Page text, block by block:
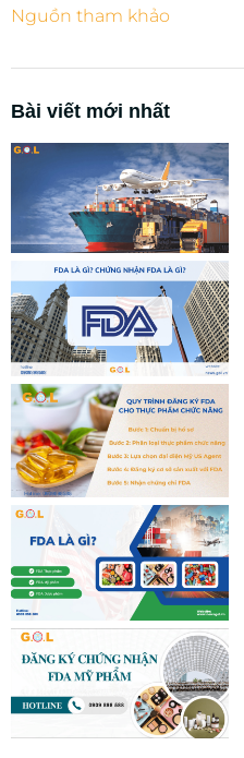
Nguồn tham khảo
Bài viết mới nhất